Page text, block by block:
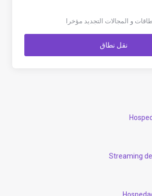
و المجالات التجديد مؤخرا
نقل نطاق